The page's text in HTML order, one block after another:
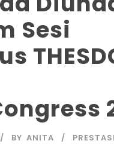
Sesi
BY ANITA PRESTASI